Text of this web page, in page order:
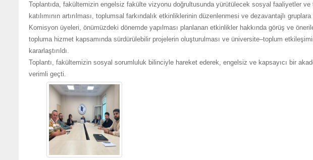
Toplantıda, fakültemizin engelsiz fakülte vizyonu doğrultusunda yürütülecek sosyal faaliyetler ve
katılımının artırılması, toplumsal farkındalık etkinliklerinin düzenlenmesi ve dezavantajlı
Komisyon üyeleri, önümüzdeki dönemde yapılması planlanan etkinlikler hakkında görüş ve
topluma hizmet kapsamında sürdürülebilir projelerin oluşturulması ve üniversite–toplum
kararlaştırıldı.
Toplantı, fakültemizin sosyal sorumluluk bilinciyle hareket ederek, engelsiz ve kapsayıcı bir
verimli geçti.